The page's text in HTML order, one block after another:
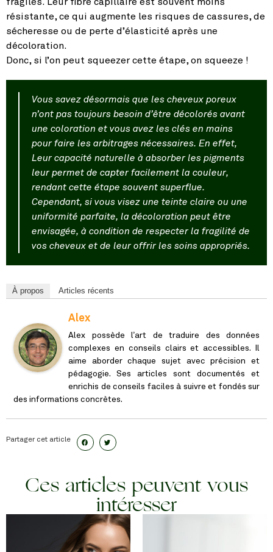
résistante, ce qui augmente les risques de cassures, de
sécheresse ou de perte d’élasticité après une
décoloration.
Donc, si l’on peut squeezer cette étape, on squeeze !
Vous savez désormais que les cheveux poreux
n’ont pas toujours besoin d’être décolorés avant
une coloration et vous avez les clés en mains
pour faire les arbitrages nécessaires. En effet,
Leur capacité naturelle à absorber les pigments
leur permet de capter facilement la couleur,
rendant cette étape souvent superflue.
Cependant, si vous visez une teinte claire ou une
uniformité parfaite, la décoloration peut être
envisagée, à condition de respecter la fragilité de
vos cheveux et de leur offrir les soins appropriés.
À propos Articles récents
Alex
Alex possède l’art de traduire des données
complexes en conseils clairs et accessibles. Il
aime aborder chaque sujet avec précision et
pédagogie. Ses articles sont documentés et
enrichis de conseils faciles à suivre et fondés sur
des informations concrètes.
Partager cet article
Ces articles peuvent vous
intéresser